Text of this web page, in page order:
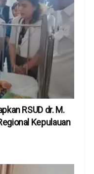
RSUD dr. M.
Kepulauan